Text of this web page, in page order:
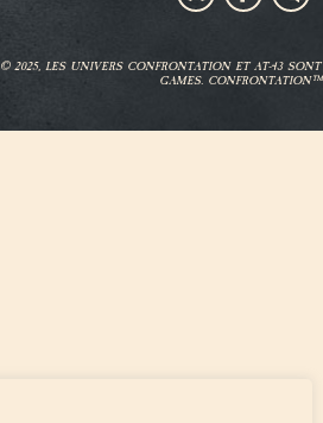
© 2025, LES UNIVERS CONFRONTATION ET AT-43
GAMES.